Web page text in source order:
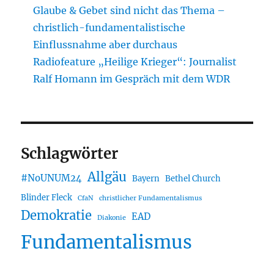
Glaube & Gebet sind nicht das Thema –
christlich-fundamentalistische
Einflussnahme aber durchaus
Radiofeature „Heilige Krieger“: Journalist
Ralf Homann im Gespräch mit dem WDR
Schlagwörter
#NoUNUM24 Allgäu Bayern Bethel Church
Blinder Fleck
CfaN christlicher Fundamentalismus
Demokratie Diakonie EAD
Fundamentalismus